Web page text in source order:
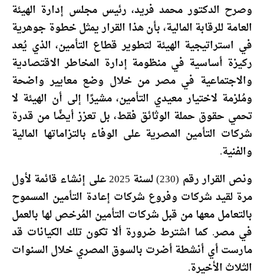
وصرح الدكتور محمد فريد، رئيس مجلس إدارة الهيئة
العامة للرقابة المالية، بأن هذا القرار يمثل خطوة جوهرية
في استراتيجية الهيئة لتطوير قطاع التأمين، الذي يُعد
ركيزة أساسية في منظومة إدارة المخاطر الاقتصادية
والاجتماعية في مصر من خلال وضع معايير واضحة
ومُلزمة لاختيار معيدي التأمين، مشيرًا إلى أن الهيئة لا
تحمي حقوق حملة الوثائق فقط، بل تعزز أيضًا من قدرة
شركات التأمين المصرية على الوفاء بالتزاماتها المالية
والفنية.
ونص القرار رقم (230) لسنة 2025 على إنشاء قائمة لأول
مرة لقيد شركات وفروع شركات إعادة التأمين المسموح
بالتعامل معها من قبل شركات التأمين المُرخص لها بالعمل
في مصر. كما اشترط ضرورة ألا تكون تلك الكيانات قد
مارست أي أنشطة أضرت بالسوق المصري خلال السنوات
الثلاث الأخيرة.